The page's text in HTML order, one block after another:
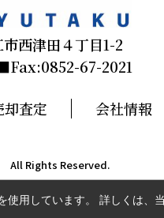
西津田４丁目1-2
67-2021
却査定 会社情報
All Rights Reserved.
使用しています。 詳しくは、